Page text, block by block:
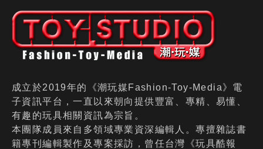
成立於2019年的《潮玩媒Fashion-Toy-Media》電
子資訊平台，一直以來朝向提供豐富、專精、易懂、
有趣的玩具相關資訊為宗旨。
本團隊成員來自多領域專業資深編輯人。專擅雜誌書
籍專刊編輯製作及專案採訪，曾任台灣《玩具酷報